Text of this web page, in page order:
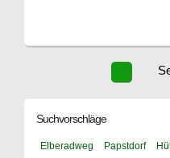
Suchvorschläge
Elberadweg Papstdorf